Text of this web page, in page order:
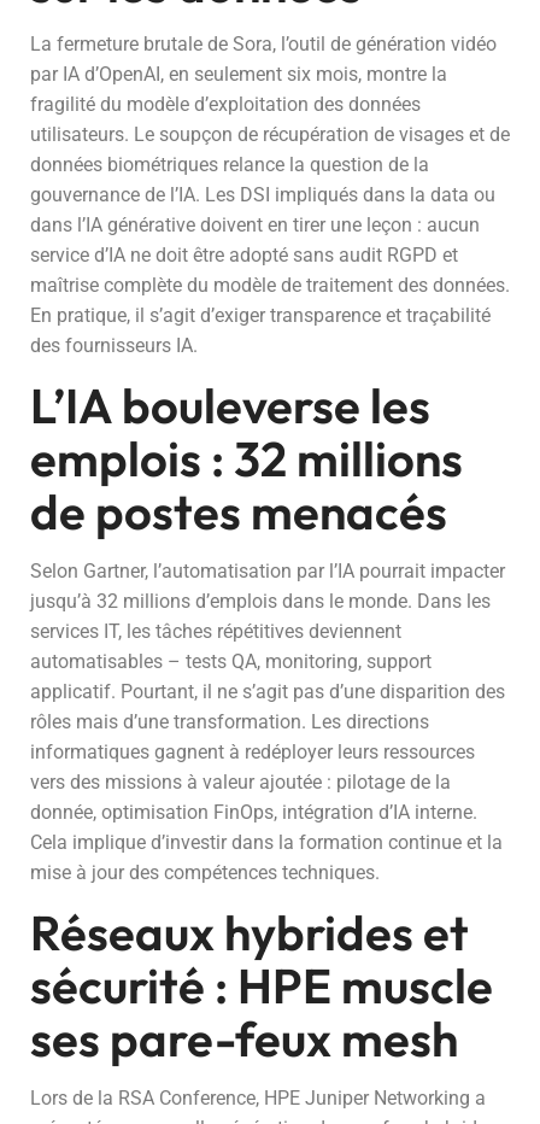
La fermeture brutale de Sora, l’outil de génération vidéo
par IA d’OpenAI, en seulement six mois, montre la
fragilité du modèle d’exploitation des données
utilisateurs. Le soupçon de récupération de visages et de
données biométriques relance la question de la
gouvernance de l’IA. Les DSI impliqués dans la data ou
dans l’IA générative doivent en tirer une leçon : aucun
service d’IA ne doit être adopté sans audit RGPD et
maîtrise complète du modèle de traitement des données.
En pratique, il s’agit d’exiger transparence et traçabilité
des fournisseurs IA.
L’IA bouleverse les
emplois : 32 millions
de postes menacés
Selon Gartner, l’automatisation par l’IA pourrait impacter
jusqu’à 32 millions d’emplois dans le monde. Dans les
services IT, les tâches répétitives deviennent
automatisables – tests QA, monitoring, support
applicatif. Pourtant, il ne s’agit pas d’une disparition des
rôles mais d’une transformation. Les directions
informatiques gagnent à redéployer leurs ressources
vers des missions à valeur ajoutée : pilotage de la
donnée, optimisation FinOps, intégration d’IA interne.
Cela implique d’investir dans la formation continue et la
mise à jour des compétences techniques.
Réseaux hybrides et
sécurité : HPE muscle
ses pare-feux mesh
Lors de la RSA Conference, HPE Juniper Networking a